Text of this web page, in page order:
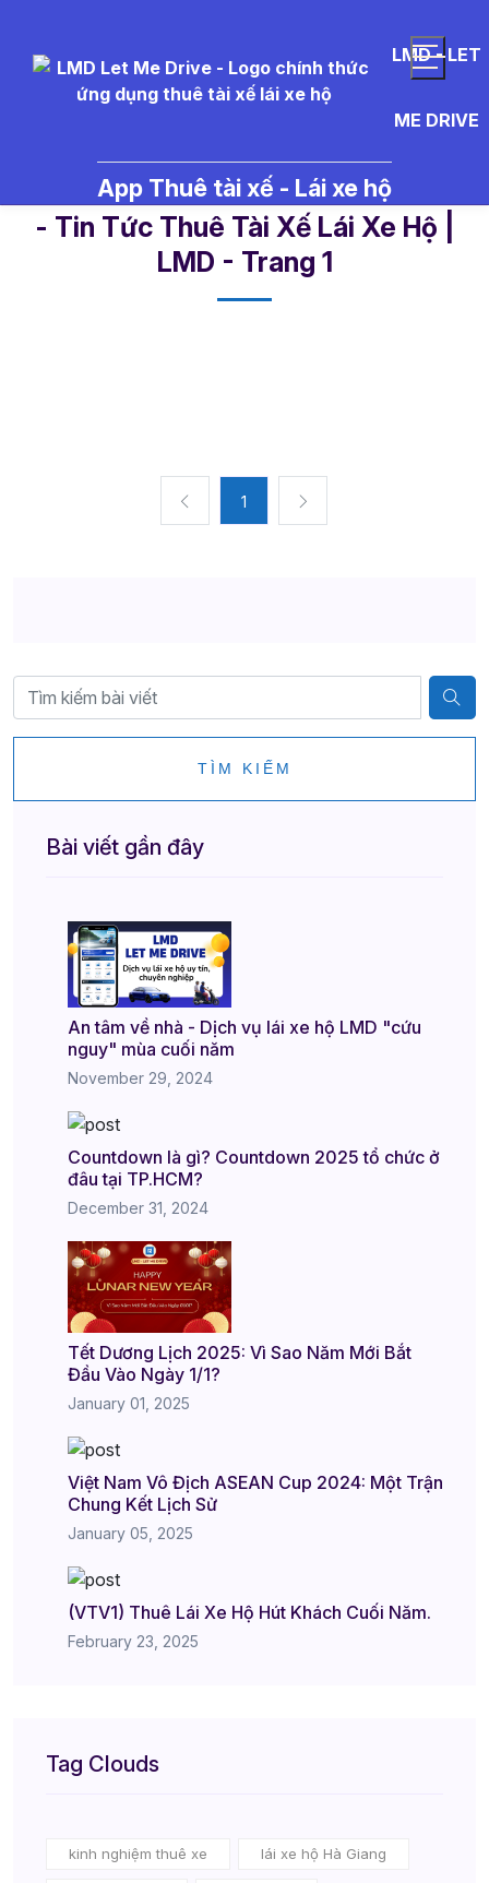
LMD - LET
ME DRIVE
App Thuê tài xế - Lái xe hộ
- Tin Tức Thuê Tài Xế Lái Xe Hộ |
LMD - Trang 1​
1
TÌM KIẾM
Bài viết gần đây
An tâm về nhà - Dịch vụ lái xe hộ LMD "cứu
nguy" mùa cuối năm
November 29, 2024
Countdown là gì? Countdown 2025 tổ chức ở
đâu tại TP.HCM?
December 31, 2024
Tết Dương Lịch 2025: Vì Sao Năm Mới Bắt
Đầu Vào Ngày 1/1?
January 01, 2025
Việt Nam Vô Địch ASEAN Cup 2024: Một Trận
Chung Kết Lịch Sử
January 05, 2025
(VTV1) Thuê Lái Xe Hộ Hút Khách Cuối Năm.
February 23, 2025
Tag Clouds
kinh nghiệm thuê xe lái xe hộ Hà Giang